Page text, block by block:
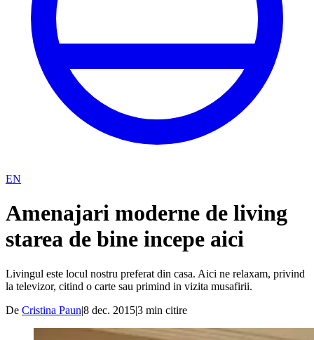
EN
Amenajari moderne de living
starea de bine incepe aici
Livingul este locul nostru preferat din casa. Aici ne relaxam, privind
la televizor, citind o carte sau primind in vizita musafirii.
De Cristina Paun|8 dec. 2015|3 min citire